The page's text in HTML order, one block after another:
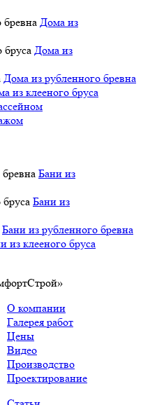
Дома из
Дома из
Дома из рубленного бревна
из клееного бруса
Бани из
Бани из
Бани из рубленного бревна
из клееного бруса
О компании
Галерея работ
Цены
Видео
Производство
Проектирование